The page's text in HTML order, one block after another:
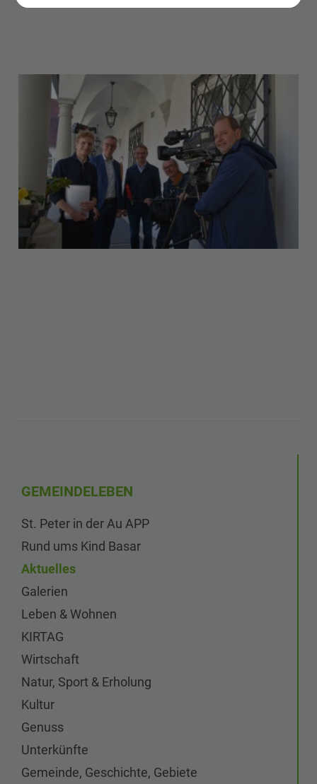
GEMEINDELEBEN
St. Peter in der Au APP
Rund ums Kind Basar
Aktuelles
Galerien
Leben & Wohnen
KIRTAG
Wirtschaft
Natur, Sport & Erholung
Kultur
Genuss
Unterkünfte
Gemeinde, Geschichte, Gebiete